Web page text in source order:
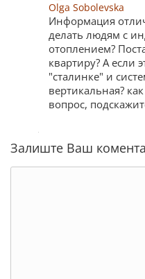
Olga Sobolevska
Информация
делать людям с
отоплением?
квартиру? А если
"сталинке" и
вертикальная?
вопрос,
Залиште Ваш